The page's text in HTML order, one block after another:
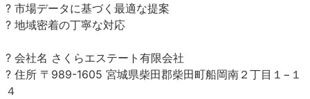
? 市場データに基づく最適な提案
? 地域密着の丁寧な対応
? 会社名 さくらエステート有限会社
? 住所 〒989-1605 宮城県柴田郡柴田町船岡南２丁目１−１
４